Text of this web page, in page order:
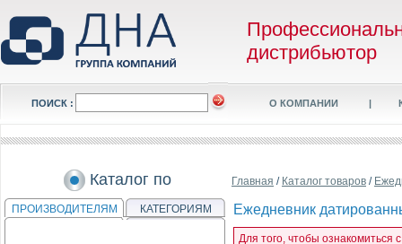
дистрибьютор
ПОИСК : О КОМПАНИИ |
Каталог по
ПРОИЗВОДИТЕЛЯМ КАТЕГОРИЯМ
Главная / Каталог товаров /
Ежедневник
Для того, чтобы